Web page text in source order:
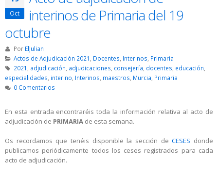
Oct
interinos de Primaria del 19
octubre
Por ElJulian
Actos de Adjudicación 2021
Docentes Interinos Primaria
2021 , adjudicación, adjudicaciones, consejería, docentes, educación,
especialidades, interino, Interinos, maestros, Murcia, Primaria
0 Comentarios
En esta entrada encontraréis toda la información relativa al acto de
adjudicación de PRIMARIA de esta semana.
Os recordamos que tenéis disponible la sección deCESES donde
publicamos periódicamente todos los ceses registrados para cada
acto de adjudicación.